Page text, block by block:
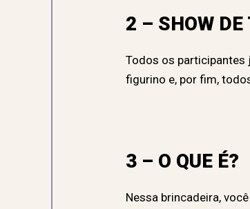
2 – SHOW
Todos os participantes
figurino e, por fim,
3 – O QUE É?
Nessa brincadeira,